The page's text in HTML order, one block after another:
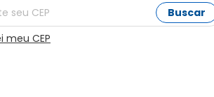
Buscar
meu CEP
750mg 7 Comprimidos
para ver ofertas